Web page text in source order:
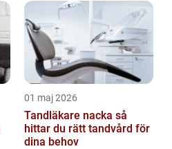
01 maj 2026
Tandläkare nacka så
hittar du rätt tandvård för
dina behov